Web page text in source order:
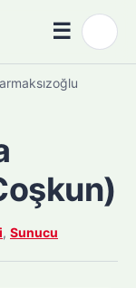
☰Menü
, Sunucu